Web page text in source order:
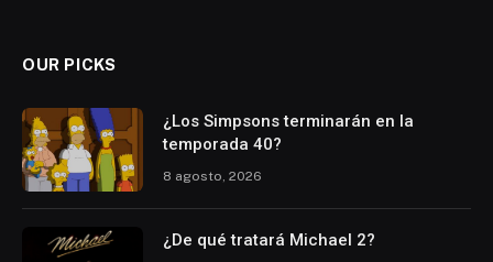
OUR PICKS
¿Los Simpsons terminarán en la
temporada 40?
8 agosto, 2026
¿De qué tratará Michael 2?